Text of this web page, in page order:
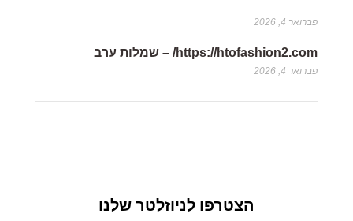
פברואר 4, 2026
https://htofashion2.com/ – שמלות ערב
פברואר 4, 2026
הצטרפו לניוזלטר שלנו